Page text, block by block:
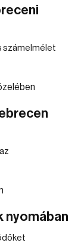
számelmélet
nyomában